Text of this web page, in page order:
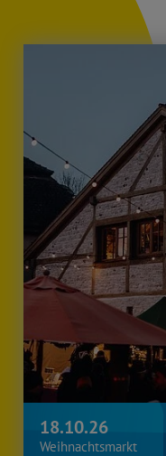
18.10.26
Weihnachtsmarkt